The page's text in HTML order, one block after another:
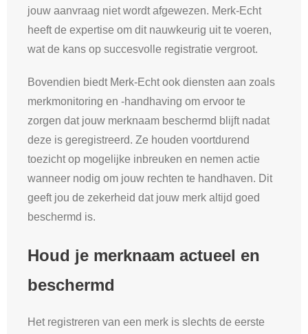
jouw aanvraag niet wordt afgewezen. Merk-Echt
heeft de expertise om dit nauwkeurig uit te voeren,
wat de kans op succesvolle registratie vergroot.
Bovendien biedt Merk-Echt ook diensten aan zoals
merkmonitoring en -handhaving om ervoor te
zorgen dat jouw merknaam beschermd blijft nadat
deze is geregistreerd. Ze houden voortdurend
toezicht op mogelijke inbreuken en nemen actie
wanneer nodig om jouw rechten te handhaven. Dit
geeft jou de zekerheid dat jouw merk altijd goed
beschermd is.
Houd je merknaam actueel en
beschermd
Het registreren van een merk is slechts de eerste